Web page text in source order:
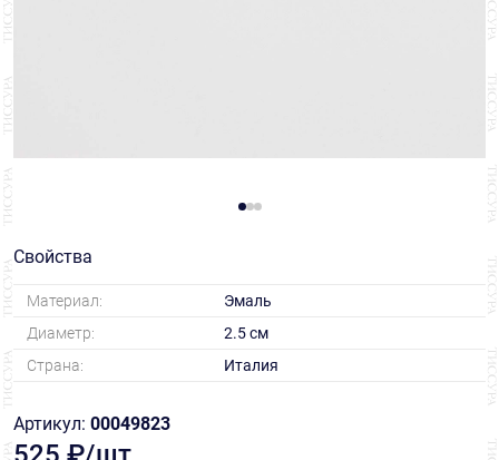
Свойства
Материал:
Эмаль
Диаметр:
2.5 см
Страна:
Италия
Артикул: 00049823